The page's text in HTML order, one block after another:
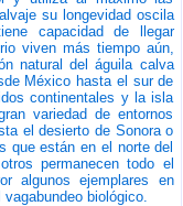
su longevidad oscila
capacidad de llegar
viven más tiempo aún,
natural del águila calva
México hasta el sur de
continentales y la isla
variedad de entornos
el desierto de Sonora o
que están en el norte del
permanecen todo el
algunos ejemplares en
biológico.